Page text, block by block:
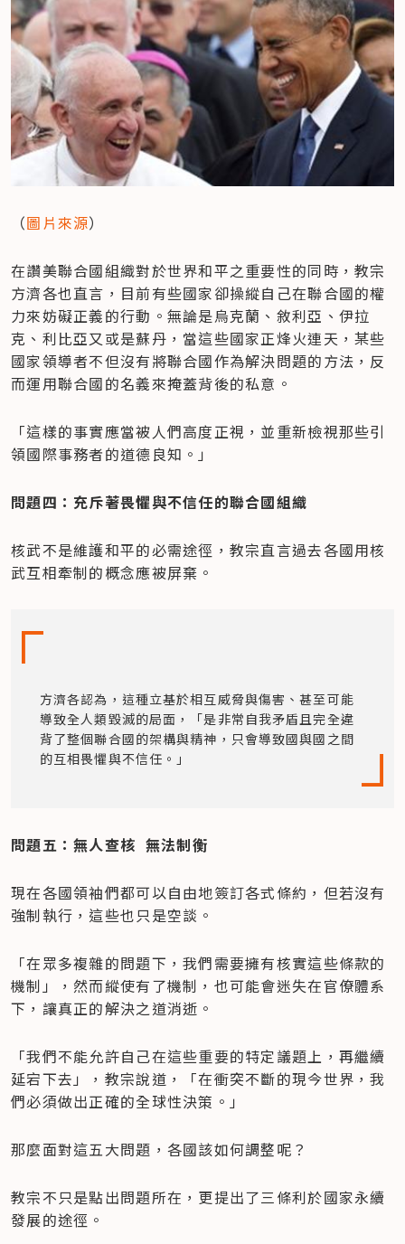
（圖片來源）
在讚美聯合國組織對於世界和平之重要性的同時，教宗
方濟各也直言，目前有些國家卻操縱自己在聯合國的權
力來妨礙正義的行動。無論是烏克蘭、敘利亞、伊拉
克、利比亞又或是蘇丹，當這些國家正烽火連天，某些
國家領導者不但沒有將聯合國作為解決問題的方法，反
而運用聯合國的名義來掩蓋背後的私意。
「這樣的事實應當被人們高度正視，並重新檢視那些引
領國際事務者的道德良知。」
問題四：充斥著畏懼與不信任的聯合國組織
核武不是維護和平的必需途徑，教宗直言過去各國用核
武互相牽制的概念應被屏棄。
方濟各認為，這種立基於相互威脅與傷害、甚至可能
導致全人類毀滅的局面，「是非常自我矛盾且完全違
背了整個聯合國的架構與精神，只會導致國與國之間
的互相畏懼與不信任。」
問題五：無人查核  無法制衡
現在各國領袖們都可以自由地簽訂各式條約，但若沒有
強制執行，這些也只是空談。
「在眾多複雜的問題下，我們需要擁有核實這些條款的
機制」，然而縱使有了機制，也可能會迷失在官僚體系
下，讓真正的解決之道消逝。
「我們不能允許自己在這些重要的特定議題上，再繼續
延宕下去」，教宗說道，「在衝突不斷的現今世界，我
們必須做出正確的全球性決策。」
那麼面對這五大問題，各國該如何調整呢？
教宗不只是點出問題所在，更提出了三條利於國家永續
發展的途徑。